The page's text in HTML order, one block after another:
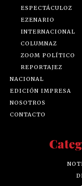
ESPECTÁCULOZ
EZENARIO
INTERNACIONAL
COLUMNAZ
ZOOM POLÍTICO
REPORTAJEZ
NACIONAL
EDICIÓN IMPRESA
NOSOTROS
CONTACTO